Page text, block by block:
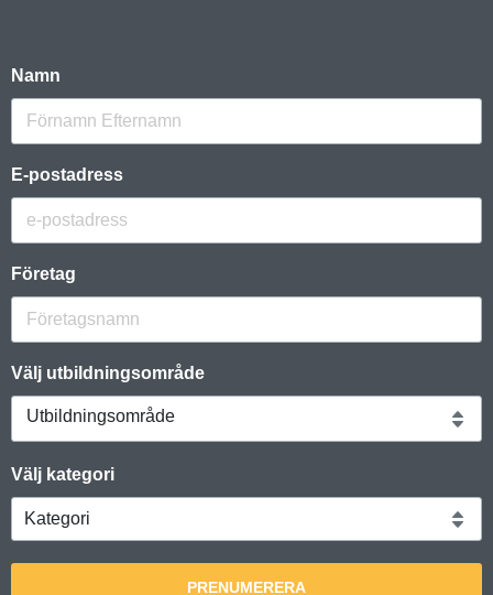
Namn
E-postadress
Företag
Välj utbildningsområde
Utbildningsområde
Välj kategori
PRENUMERERA